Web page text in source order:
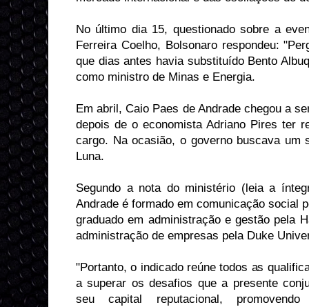
No último dia 15, questionado sobre a
Ferreira Coelho, Bolsonaro respondeu:
que dias antes havia substituído Bento
como ministro de Minas e Energia.
Em abril, Caio Paes de Andrade chegou a
depois de o economista Adriano Pires ter
cargo. Na ocasião, o governo buscava um
Luna.
Segundo a nota do ministério (leia a
Andrade é formado em comunicação social
graduado em administração e gestão pela
administração de empresas pela Duke
"Portanto, o indicado reúne todos as
a superar os desafios que a presente
seu capital reputacional,